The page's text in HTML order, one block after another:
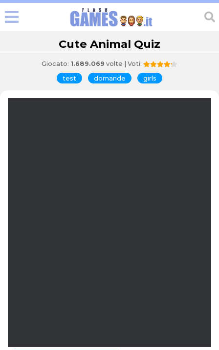
Cute Animal Quiz
Giocato: 1.689.069 volte | Voti:
test domande girls